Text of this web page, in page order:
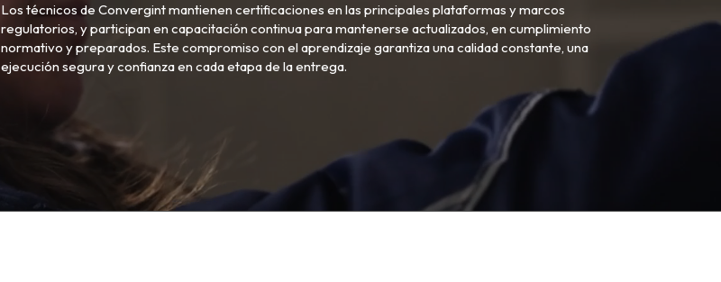
Los técnicos de Convergint mantienen certificaciones en las principales plataformas y marcos
regulatorios, y participan en capacitación continua para mantenerse actualizados, en cumplimiento
normativo y preparados. Este compromiso con el aprendizaje garantiza una calidad constante, una
ejecución segura y confianza en cada etapa de la entrega.